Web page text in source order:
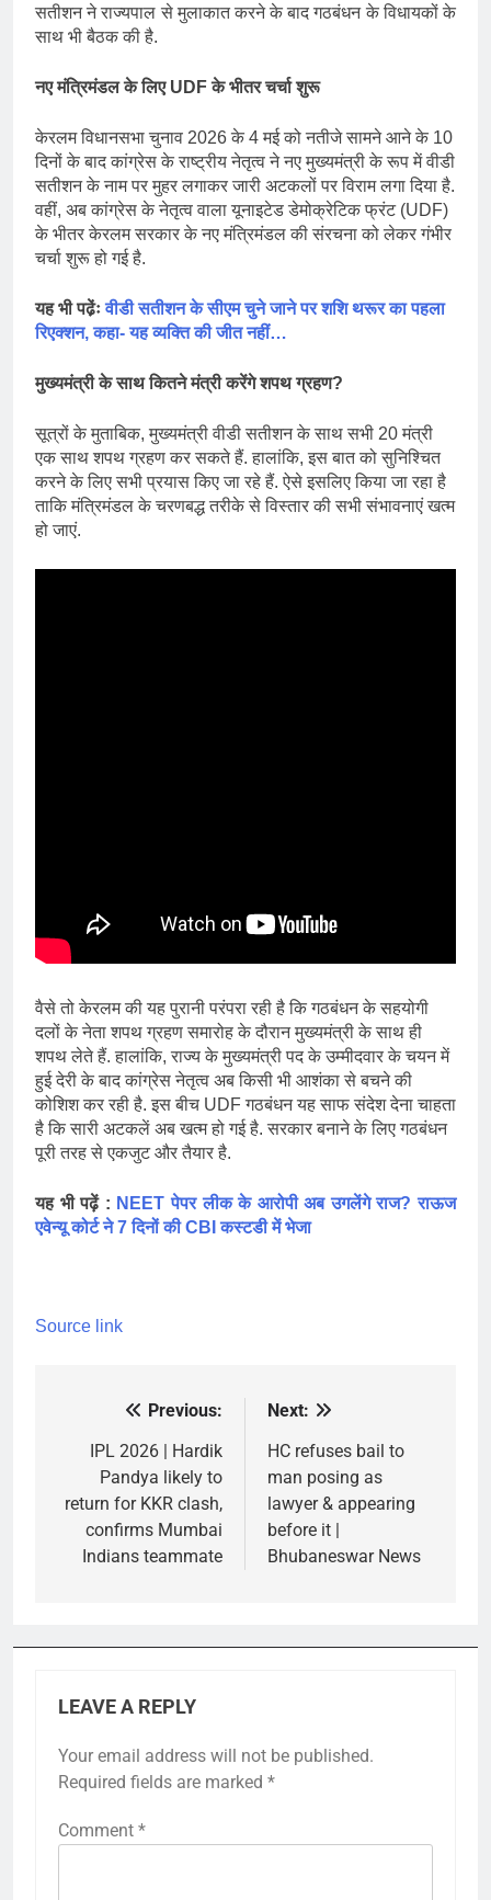
सतीशन ने राज्यपाल से मुलाकात करने के बाद गठबंधन के विधायकों के
साथ भी बैठक की है.
नए मंत्रिमंडल के लिए UDFके भीतर चर्चा शुरू
केरलम विधानसभा चुनाव 2026 के 4 मई को नतीजे सामने आने के 10
दिनों के बाद कांग्रेस के राष्ट्रीय नेतृत्व ने नए मुख्यमंत्री के रूप में वीडी
सतीशन के नाम पर मुहर लगाकर जारी अटकलों पर विराम लगा दिया है.
वहीं, अब कांग्रेस के नेतृत्व वाला यूनाइटेड डेमोक्रेटिक फ्रंट (UDF)
के भीतर केरलम सरकार के नए मंत्रिमंडल की संरचना को लेकर गंभीर
चर्चा शुरू हो गई है.
यह भी पढे़ंःवीडी सतीशन के सीएम चुने जाने पर शशि थरूर का पहला
रिएक्शन, कहा- यह व्यक्ति की जीत नहीं…
मुख्यमंत्री के साथ कितने मंत्री करेंगे शपथ ग्रहण?
सूत्रों के मुताबिक, मुख्यमंत्री वीडी सतीशन के साथ सभी 20 मंत्री
एक साथ शपथ ग्रहण कर सकते हैं. हालांकि, इस बात को सुनिश्चित
करने के लिए सभी प्रयास किए जा रहे हैं. ऐसे इसलिए किया जा रहा है
ताकि मंत्रिमंडल के चरणबद्ध तरीके से विस्तार की सभी संभावनाएं खत्म
हो जाएं.
वैसे तो केरलम की यह पुरानी परंपरा रही है कि गठबंधन के सहयोगी
दलों के नेता शपथ ग्रहण समारोह के दौरान मुख्यमंत्री के साथ ही
शपथ लेते हैं. हालांकि, राज्य के मुख्यमंत्री पद के उम्मीदवार के चयन में
हुई देरी के बाद कांग्रेस नेतृत्व अब किसी भी आशंका से बचने की
कोशिश कर रही है. इस बीच UDF गठबंधन यह साफ संदेश देना चाहता
है कि सारी अटकलें अब खत्म हो गई है. सरकार बनाने के लिए गठबंधन
पूरी तरह से एकजुट और तैयार है.
यह भी पढ़ें : NEET पेपर लीक के आरोपी अब उगलेंगे राज? राऊज
एवेन्यू कोर्ट ने 7 दिनों की CBI कस्टडी में भेजा
Source link
navigation
Previous:
IPL 2026 | Hardik
Pandya likely to
return for KKR clash,
confirms Mumbai
Indians teammate
Next:
HC refuses bail to
man posing as
lawyer & appearing
before it |
Bhubaneswar News
LEAVE A REPLY
Your email address will not be published.
Required fields are marked *
Comment *